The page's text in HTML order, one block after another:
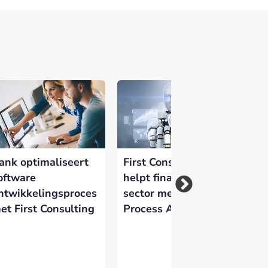
en zichtbaar te maken op
optimaliseert
First Consulting
First Consulting
helpt financiële
sector met Robotic
Process Automation